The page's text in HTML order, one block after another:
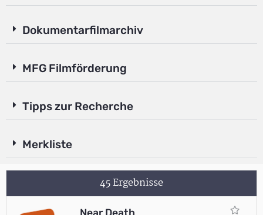
Dokumentarfilmarchiv
MFG Filmförderung
Tipps zur Recherche
Merkliste
45 Ergebnisse